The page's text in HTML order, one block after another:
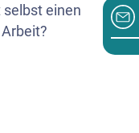
einen